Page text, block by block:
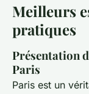
Meilleurs
pratiques
Présentation
Paris
Paris est un